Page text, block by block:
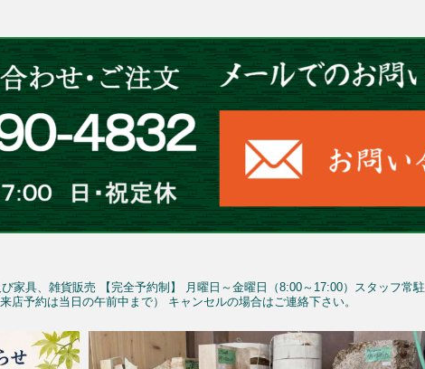
家具、雑貨販売 【完全予約制】 月曜日～金曜日（8:00～17:00）スタッフ常駐
店予約は当日の午前中まで） キャンセルの場合はご連絡下さい。